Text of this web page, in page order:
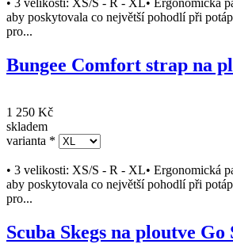
aby poskytovala co největší pohodlí při
pro...
Bungee Comfort strap na
1 250 Kč
skladem
varianta *
• 3 velikosti: XS/S - R - XL• Ergonomická
aby poskytovala co největší pohodlí při
pro...
Scuba Skegs na ploutve Go